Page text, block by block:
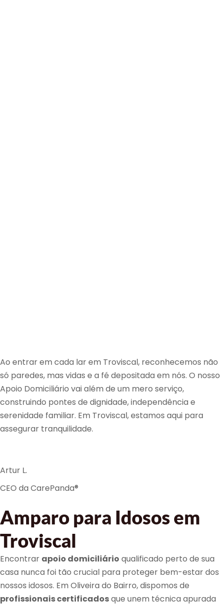
Ao entrar em cada lar em Troviscal, reconhecemos não
só paredes, mas vidas e a fé depositada em nós. O nosso
Apoio Domiciliário vai além de um mero serviço,
construindo pontes de dignidade, independência e
serenidade familiar. Em Troviscal, estamos aqui para
assegurar tranquilidade.
Artur L.
CEO da CarePanda®
Amparo para Idosos em
Troviscal
Encontrar apoio domiciliário qualificado perto de sua
casa nunca foi tão crucial para proteger bem-estar dos
nossos idosos. Em Oliveira do Bairro, dispomos de
profissionais certificadosque unem técnica apurada